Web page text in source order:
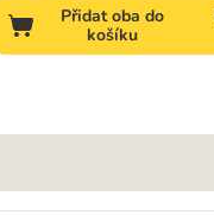
Přidat oba do
košíku